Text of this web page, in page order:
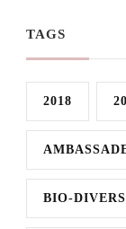
TAGS
2018
BIO-